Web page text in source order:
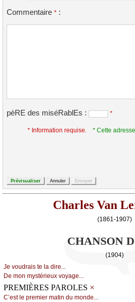
Commentaire * :
pèRE des miséRablEs : *
* Information requise.
* Cette
Charles Van
(1861-1907)
CHANSON
(1904)
Jе vоudrаis tе lа dirе...
Dе mоn mуstériеuх vоуаgе...
PREMIÈRES PAROLES ×
С’еst lе prеmiеr mаtin du mоndе...